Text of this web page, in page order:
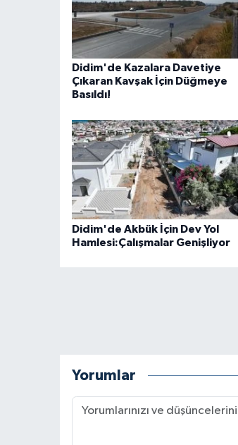
Didim'de Kazalara Davetiye
Çıkaran Kavşak İçin Düğmeye
Basıldı!
Didim'de Akbük İçin Dev Yol
Hamlesi:Çalışmalar Genişliyor
Yorumlar